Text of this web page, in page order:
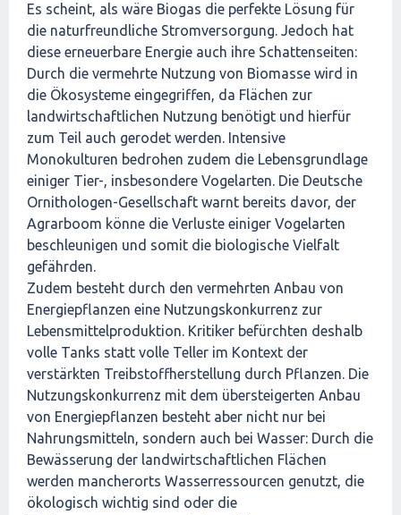
Es scheint, als wäre Biogas die perfekte Lösung für
die naturfreundliche Stromversorgung. Jedoch hat
diese erneuerbare Energie auch ihre Schattenseiten:
Durch die vermehrte Nutzung von Biomasse wird in
die Ökosysteme eingegriffen, da Flächen zur
landwirtschaftlichen Nutzung benötigt und hierfür
zum Teil auch gerodet werden. Intensive
Monokulturen bedrohen zudem die Lebensgrundlage
einiger Tier-, insbesondere Vogelarten. Die Deutsche
Ornithologen-Gesellschaft warnt bereits davor, der
Agrarboom könne die Verluste einiger Vogelarten
beschleunigen und somit die biologische Vielfalt
gefährden.
Zudem besteht durch den vermehrten Anbau von
Energiepflanzen eine Nutzungskonkurrenz zur
Lebensmittelproduktion. Kritiker befürchten deshalb
volle Tanks statt volle Teller im Kontext der
verstärkten Treibstoffherstellung durch Pflanzen. Die
Nutzungskonkurrenz mit dem übersteigerten Anbau
von Energiepflanzen besteht aber nicht nur bei
Nahrungsmitteln, sondern auch bei Wasser: Durch die
Bewässerung der landwirtschaftlichen Flächen
werden mancherorts Wasserressourcen genutzt, die
ökologisch wichtig sind oder die